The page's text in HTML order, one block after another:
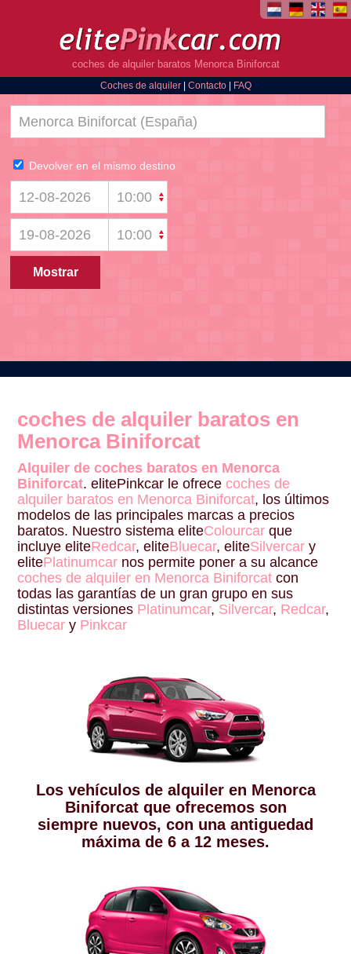
coches de alquiler baratos Menorca Biniforcat
Coches de alquiler| Contacto| FAQ
coches de alquiler baratos en
Menorca Biniforcat
Alquiler de coches baratos en Menorca
Biniforcat. elitePinkcar le ofrececoches de
alquiler baratos en Menorca Biniforcat, los últimos
modelos de las principales marcas a precios
baratos. Nuestro sistema eliteColourcar que
incluye eliteRedcar, eliteBluecar, eliteSilvercar y
elitePlatinumcar nos permite poner a su alcance
coches de alquiler en Menorca Biniforcat con
todas las garantías de un gran grupo en sus
distintas versiones Platinumcar, Silvercar, Redcar,
Bluecar y Pinkcar
Los vehículos de alquiler en Menorca
Biniforcat que ofrecemos son
siempre nuevos, con una antiguedad
máxima de 6 a 12 meses.
Devolver en el mismo destino